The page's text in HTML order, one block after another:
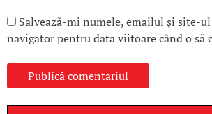
Salvează-mi numele, emailul și site-
navigator pentru data viitoare când o să